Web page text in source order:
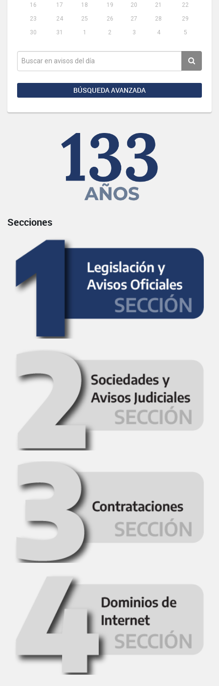
16
17 18 19 20 21
22
23
24 25 26 27 28
29
30
31 1 2 3 4 5
BÚSQUEDA AVANZADA
Secciones